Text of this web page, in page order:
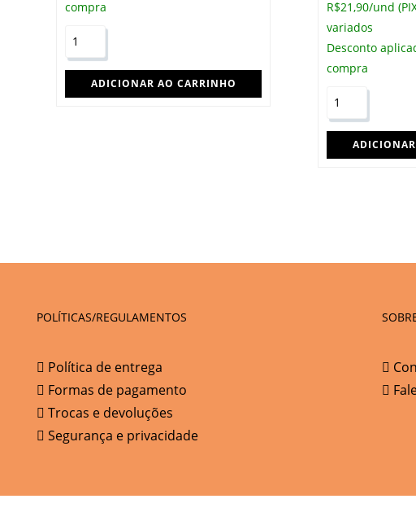
compra
ADICIONAR AO CARRINHO
R$21,90/und
variados
Desconto
compra
POLÍTICAS/REGULAMENTOS
Política de entrega
Formas de pagamento
Trocas e devoluções
Segurança e privacidade